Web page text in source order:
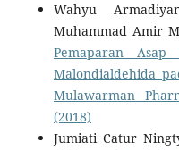
Wahyu
Muhammad Amir
Pemaparan
Malondialdehida
Mulawarman
(2018)
Jumiati Catur